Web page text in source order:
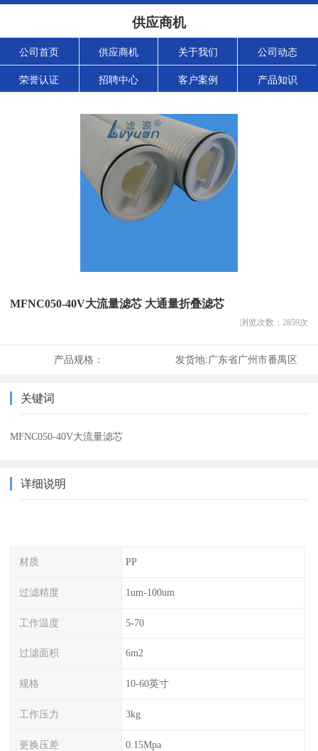
供应商机
公司首页 供应商机 关于我们 公司动态
荣誉认证 招聘中心 客户案例 产品知识
MFNC050-40V大流量滤芯 大通量折叠滤芯
浏览次数： 2859次
产品规格： 发货地:广东省广州市番禺区
关键词
MFNC050-40V大流量滤芯
详细说明
材质 PP
过滤精度 1um-100um
工作温度 5-70
过滤面积 6m2
规格 10-60英寸
工作压力 3kg
更换压差 0.15Mpa